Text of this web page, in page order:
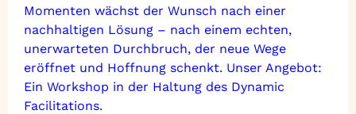
Momenten wächst der Wunsch nach einer
nachhaltigen Lösung – nach einem echten,
unerwarteten Durchbruch, der neue Wege
eröffnet und Hoffnung schenkt. Unser Angebot:
Ein Workshop in der Haltung des Dynamic
Facilitations.